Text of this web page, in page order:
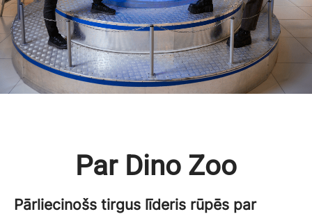
Par Dino Zoo
Pārliecinošs tirgus līderis rūpēs par